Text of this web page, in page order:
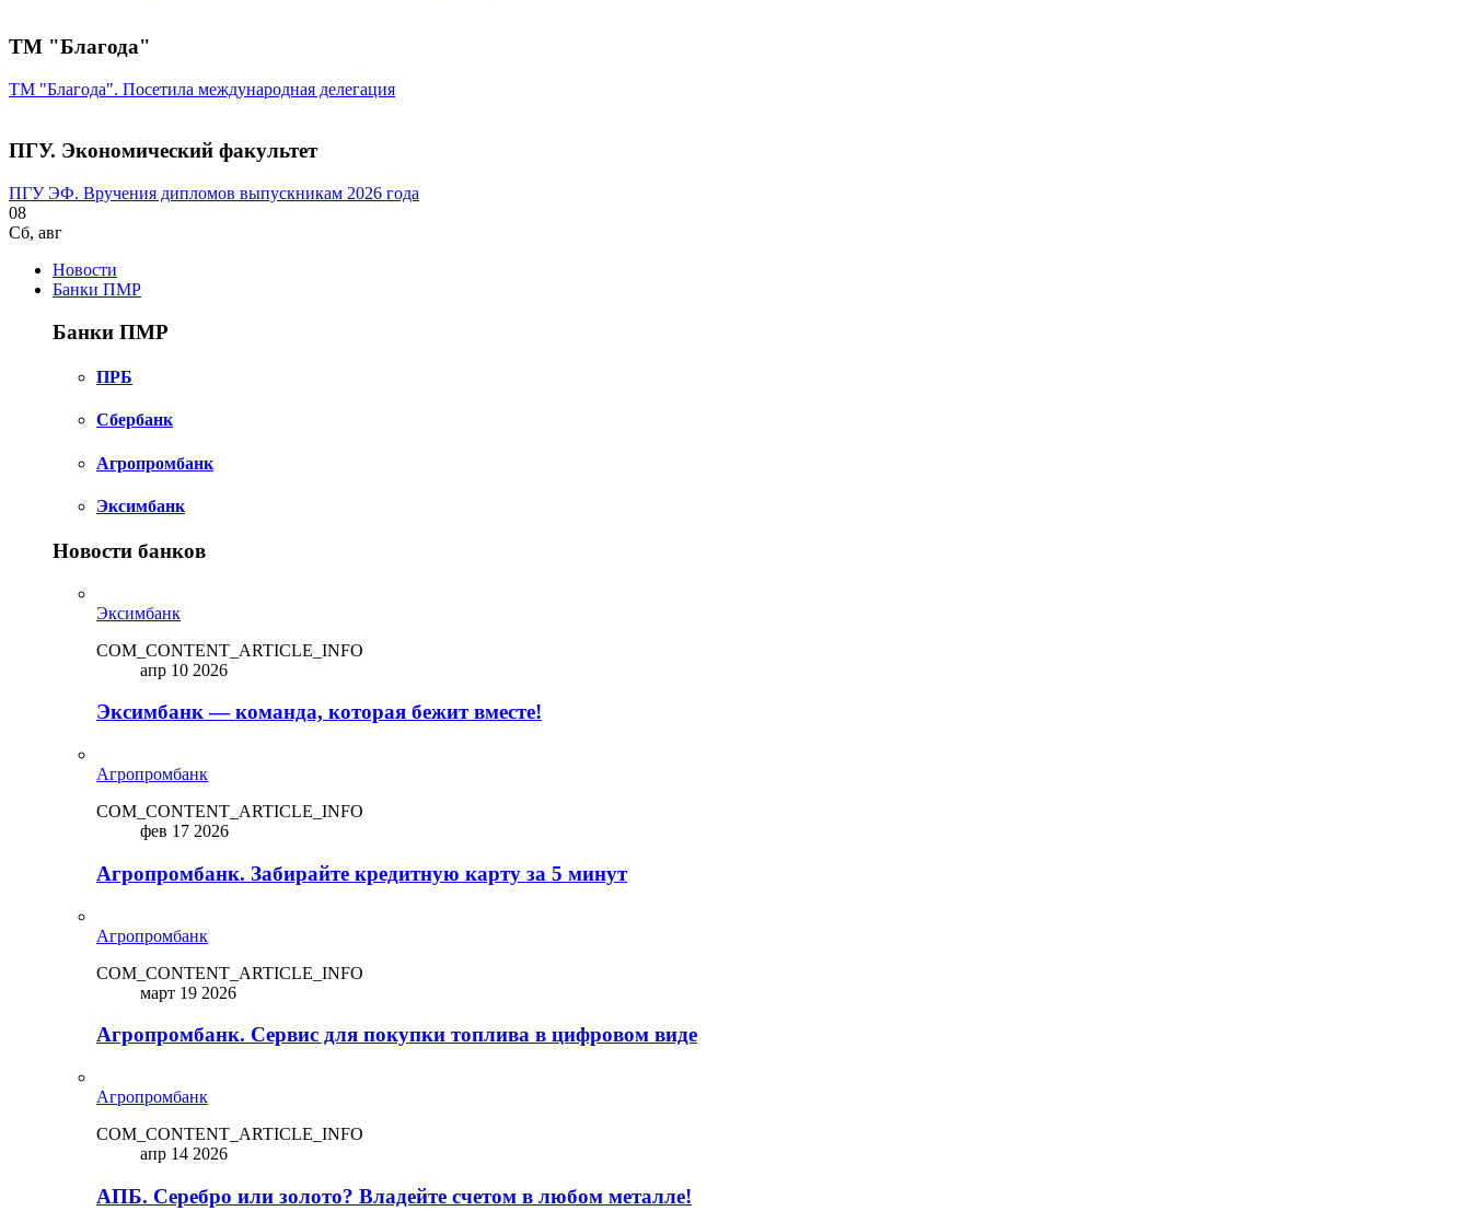
ТМ "Благода"
ТМ "Благода". Посетила международная делегация
ПГУ. Экономический факультет
ПГУ ЭФ. Вручения дипломов выпускникам 2026 года
08
Сб, авг
Новости
Банки ПМР
Банки ПМР
ПРБ
Сбербанк
Агропромбанк
Эксимбанк
Новости банков
Эксимбанк
COM_CONTENT_ARTICLE_INFO
апр 10 2026
Эксимбанк — команда, которая бежит вместе!
Агропромбанк
COM_CONTENT_ARTICLE_INFO
фев 17 2026
Агропромбанк. Забирайте кредитную карту за 5 минут
Агропромбанк
COM_CONTENT_ARTICLE_INFO
март 19 2026
Агропромбанк. Сервис для покупки топлива в цифровом виде
Агропромбанк
COM_CONTENT_ARTICLE_INFO
апр 14 2026
АПБ. Серебро или золото? Владейте счетом в любом металле!